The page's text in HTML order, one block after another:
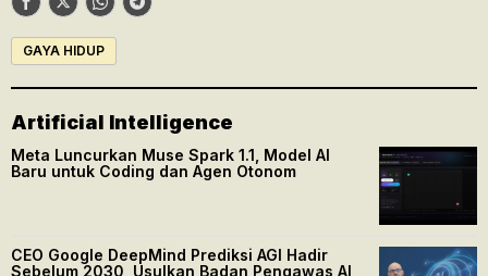
GAYA HIDUP
Artificial Intelligence
Meta Luncurkan Muse Spark 1.1, Model AI
Baru untuk Coding dan Agen Otonom
CEO Google DeepMind Prediksi AGI Hadir
Sebelum 2030, Usulkan Badan Pengawas AI